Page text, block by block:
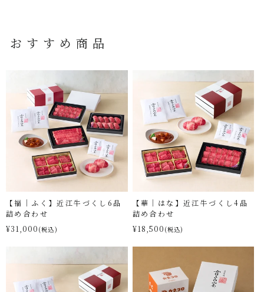
おすすめ商品
【福｜ふく】近江牛づくし6品
詰め合わせ
¥31,000 (税込)
【華｜はな】近江牛づくし4品
詰め合わせ
¥18,500 (税込)